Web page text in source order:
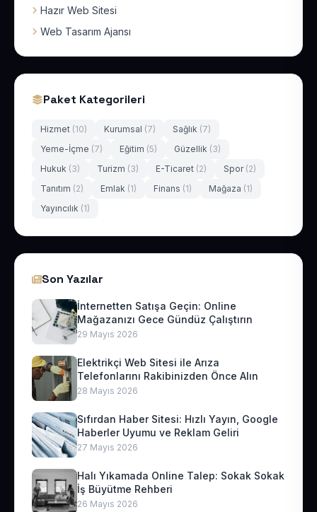
Hazır Web Sitesi
Web Tasarım Ajansı
Paket Kategorileri
Hizmet (10) Kurumsal (7) Sağlık (7)
Yeme-İçme (7) Eğitim (5) Güzellik (3)
Hukuk (3) Turizm (3) E-Ticaret (2) Spor (2)
Tanıtım (2) Emlak (1) Finans (1) Mağaza (1)
Yayıncılık (1)
Son Yazılar
İnternetten Satışa Geçin: Online
Mağazanızı Gece Gündüz Çalıştırın
29 Mayıs 2026
Elektrikçi Web Sitesi ile Arıza
Telefonlarını Rakibinizden Önce Alın
28 Mayıs 2026
Sıfırdan Haber Sitesi: Hızlı Yayın, Google
Haberler Uyumu ve Reklam Geliri
27 Mayıs 2026
Halı Yıkamada Online Talep: Sokak Sokak
İş Büyütme Rehberi
26 Mayıs 2026